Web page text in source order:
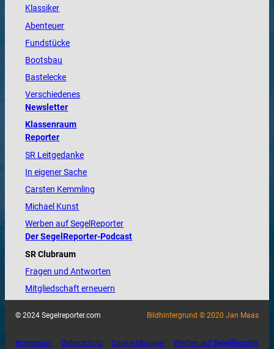
Klassiker
Abenteuer
Fundstücke
Bootsbau
Bastelecke
Verschiedenes
Newsletter
Klassenraum
Reporter
SR Leitgedanke
In eigener Sache
Carsten Kemmling
Michael Kunst
Werben auf SegelReporter
Der SegelReporter-Podcast
SR Clubraum
Fragen und Antworten
Mitgliedschaft erneuern
© 2024 Segelreporter.com Bildhintergrund © 2020 Jan Maas
Impressum Datenschutz Cookie-Manager Werben auf SegelReporter